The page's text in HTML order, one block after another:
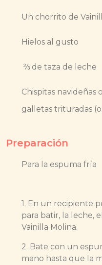
Un chorrito de
Hielos al gusto
⅔ de taza de leche
Chispitas navideñas o
galletas trituradas
Preparación
Para la espuma fría
1. En un recipiente
para batir, la leche,
Vainilla Molina.
2. Bate con un
mano hasta que la